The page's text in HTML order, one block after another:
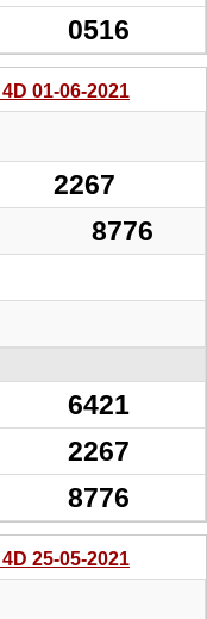
0516
4D 01-06-2021
2267
8776
6421
2267
8776
4D 25-05-2021